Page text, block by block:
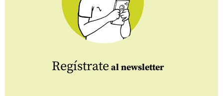
Regístrate al newsletter